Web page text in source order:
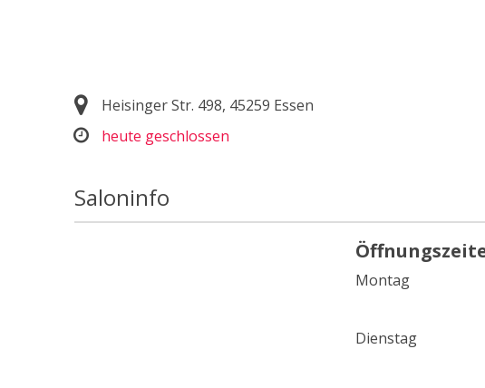
Heisinger Str. 498, 45259 Essen
heute geschlossen
Saloninfo
Montag
Dienstag